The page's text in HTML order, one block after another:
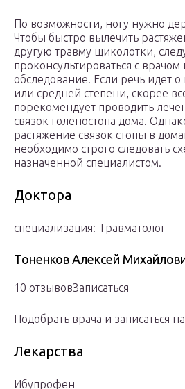
По возможности, ногу нужно
Чтобы быстро вылечить
другую травму щиколотки,
проконсультироваться с
обследование. Если речь идет
или средней степени, скорее
порекомендует проводить
связок голеностопа дома.
растяжение связок стопы в
необходимо строго следовать
назначенной специалистом.
Доктора
специализация: Травматолог
Тоненков Алексей
10 отзывовЗаписаться
Подобрать врача и записаться
Лекарства
Ибупрофен